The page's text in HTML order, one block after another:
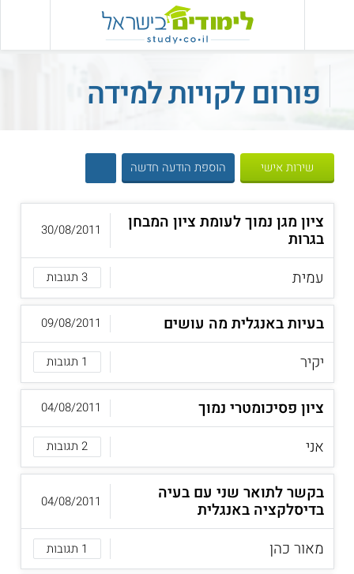
פורום לקויות למידה
שירות אישי הוספת הודעה חדשה
ציון מגן נמוך לעומת ציון המבחן
בגרות
עמית
3 תגובות
30/08/2011
בעיות באנגלית מה עושים
יקיר
1 תגובות
09/08/2011
ציון פסיכומטרי נמוך
אני
2 תגובות
04/08/2011
בקשר לתואר שני עם בעיה
בדיסלקציה באנגלית
מאור כהן
1 תגובות
04/08/2011